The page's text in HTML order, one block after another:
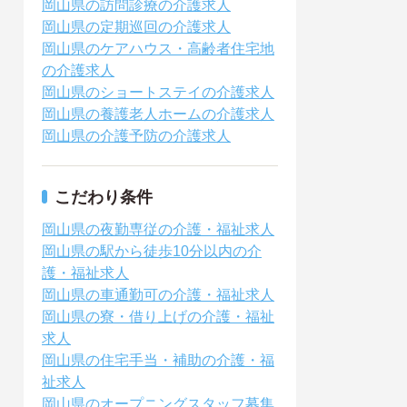
岡山県の訪問診療の介護求人
岡山県の定期巡回の介護求人
岡山県のケアハウス・高齢者住宅地
の介護求人
岡山県のショートステイの介護求人
岡山県の養護老人ホームの介護求人
岡山県の介護予防の介護求人
こだわり条件
岡山県の夜勤専従の介護・福祉求人
岡山県の駅から徒歩10分以内の介
護・福祉求人
岡山県の車通勤可の介護・福祉求人
岡山県の寮・借り上げの介護・福祉
求人
岡山県の住宅手当・補助の介護・福
祉求人
岡山県のオープニングスタッフ募集